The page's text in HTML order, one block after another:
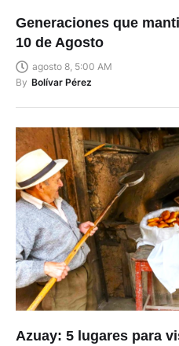
Generaciones que
10 de Agosto
agosto 8, 5:00 AM
By Bolívar Pérez
Azuay: 5 lugares para